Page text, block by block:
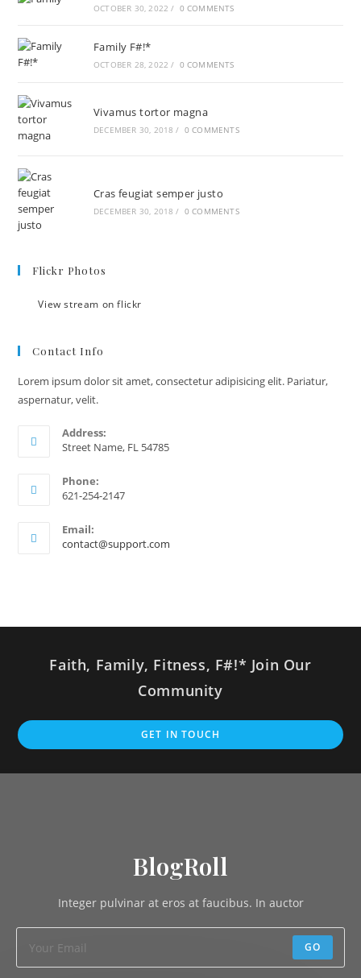
OCTOBER 30, 2022 / 0 COMMENTS
Family F#!*
OCTOBER 28, 2022 / 0 COMMENTS
Vivamus tortor magna
DECEMBER 30, 2018 / 0 COMMENTS
Cras feugiat semper justo
DECEMBER 30, 2018 / 0 COMMENTS
Flickr Photos
View stream on flickr
Contact Info
Lorem ipsum dolor sit amet, consectetur adipisicing elit. Pariatur,
aspernatur, velit.
Address:
Street Name, FL 54785
Phone:
621-254-2147
Email:
contact@support.com
Faith, Family, Fitness, F#!* Join Our
Community
GET IN TOUCH
BlogRoll
Integer pulvinar at eros at faucibus. In auctor
GO